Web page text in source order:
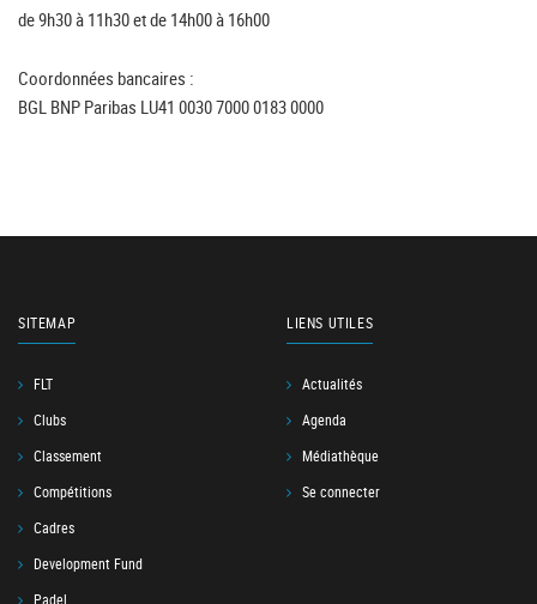
de 9h30 à 11h30 et de 14h00 à 16h00
Coordonnées bancaires :
BGL BNP Paribas LU41 0030 7000 0183 0000
SITEMAP
FLT
Clubs
Classement
Compétitions
Cadres
Development Fund
Padel
LIENS UTILES
Actualités
Agenda
Médiathèque
Se connecter